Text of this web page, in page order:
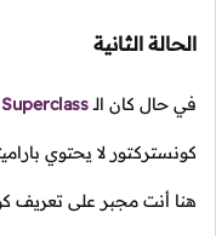
الحالة الثانية
في حال كان الـSuperclass
كونستركتور لا يحتوي
هنا أنت مجبر على تعريف